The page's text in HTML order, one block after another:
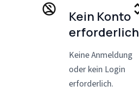
Kein Konto
erforderlich
Keine Anmeldung
oder kein Login
erforderlich.